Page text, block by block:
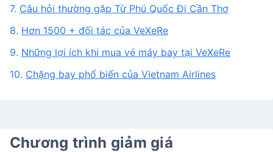
7. Câu hỏi thường gặp Từ Phú Quốc Đi Cần Thơ
8. Hơn 1500 + đối tác của VeXeRe
9. Những lợi ích khi mua vé máy bay tại VeXeRe
10. Chặng bay phổ biến của Vietnam Airlines
Chương trình giảm giá